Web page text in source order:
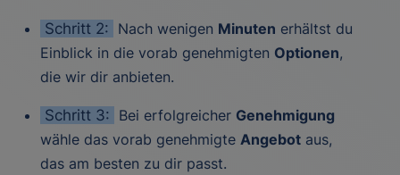
Schritt 2: Nach wenigen Minuten erhältst du
Einblick in die vorab genehmigten Optionen,
die wir dir anbieten.
Schritt 3: Bei erfolgreicher Genehmigung
wähle das vorab genehmigte Angebot aus,
das am besten zu dir passt.